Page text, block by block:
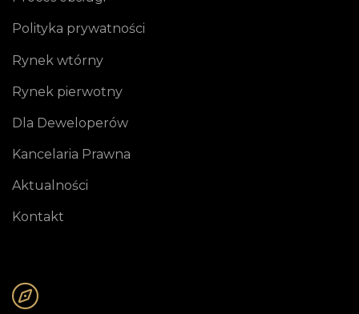
Polityka prywatności
Rynek wtórny
Rynek pierwotny
Dla Deweloperów
Kancelaria Prawna
Aktualności
Kontakt